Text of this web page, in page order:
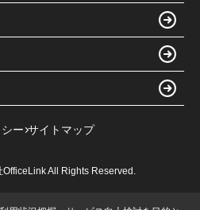
ー サイトマップ
All Rights Reserved.